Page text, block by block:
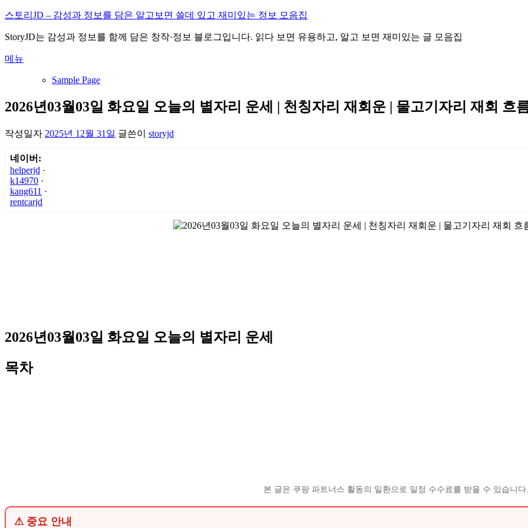
내
으
바
기
스토리JD – 감성과 정보를 담은 알고보면 쓸데 있고 재미있는 정보 모음집
StoryJD는 감성과 정보를 함께 담은 창작·정보 블로그입니다. 읽다 보면 유용하고, 알고 보면 재미있는 글 모음집
메뉴
Sample Page
2026년03월03일 화요일 오늘의 별자리 운세 | 천칭자리 재회운 | 물고기자리 재회 흐
작성일자 2025년 12월 31일 글쓴이 storyjd
네이버:
helperjd ·
k14970 ·
kang611 ·
rentcarjd
2026년03월03일 화요일 오늘의 별자리 운세
목차
본 글은 쿠팡 파트너스 활동의 일환으로 일정 수수료를 받을 수 있습니다.
⚠ 중요 안내